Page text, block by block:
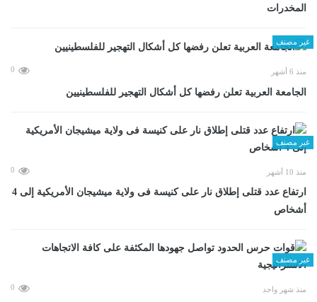
المخدرات
غير مصنف
منذ 6 أشهر 0
الجامعة العربية تعلن رفضها كل أشكال التهجير للفلسطينيين
غير مصنف
منذ 10 أشهر 0
ارتفاع عدد قتلى إطلاق نار على كنيسة فى ولاية ميشيجان الأمريكية إلى 4
أشخاص
غير مصنف
منذ شهر واحد 0